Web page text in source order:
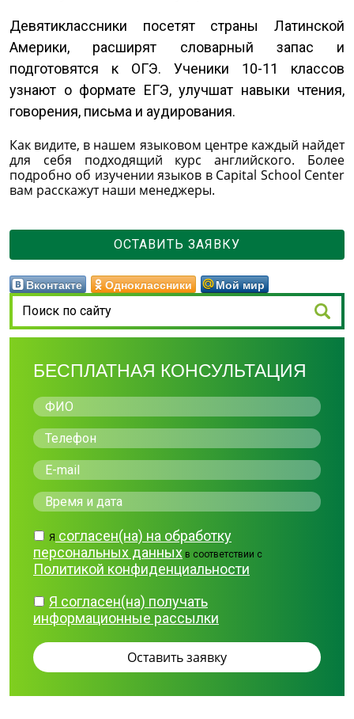
Девятиклассники посетят страны Латинской
Америки, расширят словарный запас и
подготовятся к ОГЭ. Ученики 10-11 классов
узнают о формате ЕГЭ, улучшат навыки чтения,
говорения, письма и аудирования.
Как видите, в нашем языковом центре каждый найдет
для себя подходящий курс английского. Более
подробно об изучении языков в Capital School Center
вам расскажут наши менеджеры.
ОСТАВИТЬ ЗАЯВКУ
Вконтакте Одноклассники Мой мир
БЕСПЛАТНАЯ КОНСУЛЬТАЦИЯ
Я согласен(на) на обработку
персональных данных в соответствии с
Политикой конфиденциальности
Я согласен(на) получать
информационные рассылки